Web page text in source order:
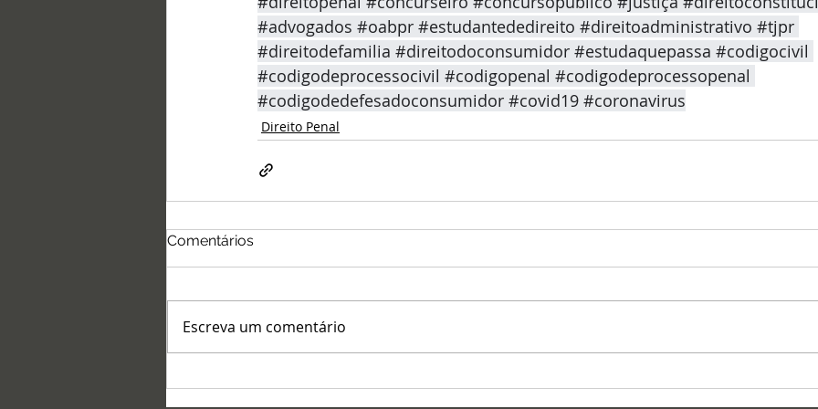
#advogados #oabpr #estudantededireito #direitoadministrativo #tjpr
#direitodefamilia #direitodoconsumidor #estudaquepassa #codigocivil
#codigodeprocessocivil #codigopenal #codigodeprocessopenal
#codigodedefesadoconsumidor #covid19 #coronavirus
Direito Penal
Comentários
Escreva um comentário